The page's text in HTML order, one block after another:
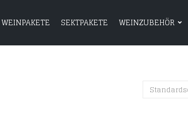
WEINPAKETE SEKTPAKETE WEINZUBEHÖR
HOME SHOP WEIN WEINPAKETE